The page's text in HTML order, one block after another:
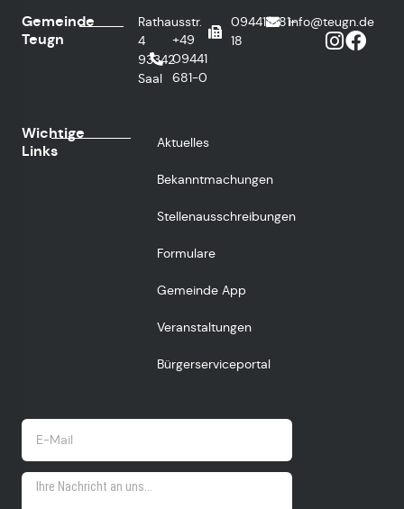
Gemeinde
Teugn
Rathausstr.
4
93342
Saal
+49
09441
681-0
09441/681-
18
info@teugn.de
Wichtige
Links
Aktuelles
Bekanntmachungen
Stellenausschreibungen
Formulare
Gemeinde App
Veranstaltungen
Bürgerserviceportal